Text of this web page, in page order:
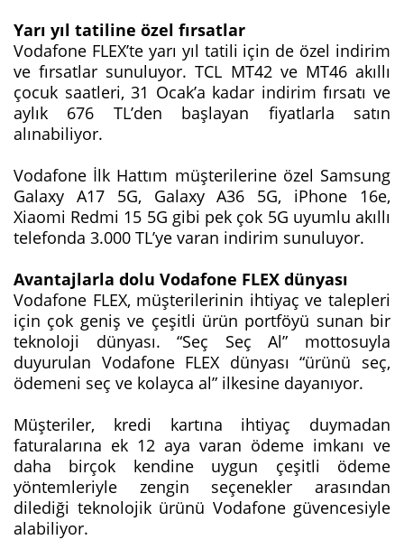
Yarı yıl tatiline özel fırsatlar
Vodafone FLEX’te yarı yıl tatili için de özel indirim
ve fırsatlar sunuluyor. TCL MT42 ve MT46 akıllı
çocuk saatleri, 31 Ocak’a kadar indirim fırsatı ve
aylık 676 TL’den başlayan fiyatlarla satın
alınabiliyor.
Vodafone İlk Hattım müşterilerine özel Samsung
Galaxy A17 5G, Galaxy A36 5G, iPhone 16e,
Xiaomi Redmi 15 5G gibi pek çok 5G uyumlu akıllı
telefonda 3.000 TL’ye varan indirim sunuluyor.
Avantajlarla dolu Vodafone FLEX dünyası
Vodafone FLEX, müşterilerinin ihtiyaç ve talepleri
için çok geniş ve çeşitli ürün portföyü sunan bir
teknoloji dünyası. “Seç Seç Al” mottosuyla
duyurulan Vodafone FLEX dünyası “ürünü seç,
ödemeni seç ve kolayca al” ilkesine dayanıyor.
Müşteriler, kredi kartına ihtiyaç duymadan
faturalarına ek 12 aya varan ödeme imkanı ve
daha birçok kendine uygun çeşitli ödeme
yöntemleriyle zengin seçenekler arasından
dilediği teknolojik ürünü Vodafone güvencesiyle
alabiliyor.